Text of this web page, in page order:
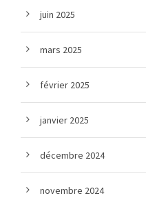
juin 2025
mars 2025
février 2025
janvier 2025
décembre 2024
novembre 2024